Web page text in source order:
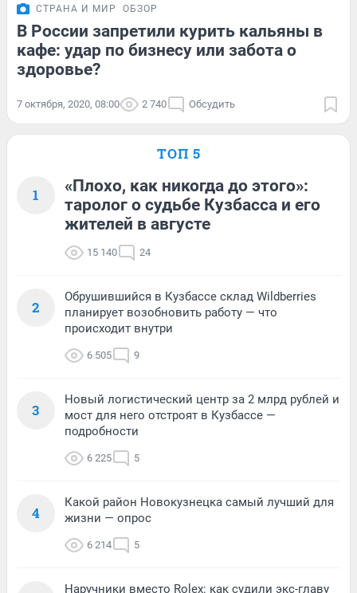
СТРАНА И МИР ОБЗОР
В России запретили курить кальяны в
кафе: удар по бизнесу или забота о
здоровье?
7 октября, 2020, 08:00 2 740 Обсудить
ТОП 5
1
«Плохо, как никогда до этого»:
таролог о судьбе Кузбасса и его
жителей в августе
15 140 24
2
Обрушившийся в Кузбассе склад Wildberries
планирует возобновить работу — что
происходит внутри
6 505 9
3
Новый логистический центр за 2 млрд рублей и
мост для него отстроят в Кузбассе —
подробности
6 225 5
4
Какой район Новокузнецка самый лучший для
жизни — опрос
6 214 5
Наручники вместо Rolex: как судили экс-главу